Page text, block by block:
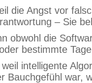
die Angst vor
– Sie
obwohl die
bestimmte
intelligente
Bauchgefühl war,